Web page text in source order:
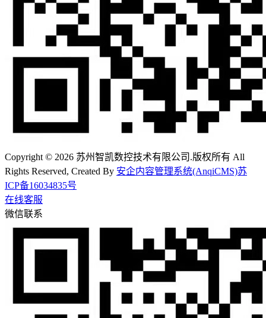
Copyright © 2026 苏州智凯数控技术有限公司.版权所有 All
Rights Reserved, Created By 安企内容管理系统(AnqiCMS)苏
ICP备16034835号
在线客服
微信联系